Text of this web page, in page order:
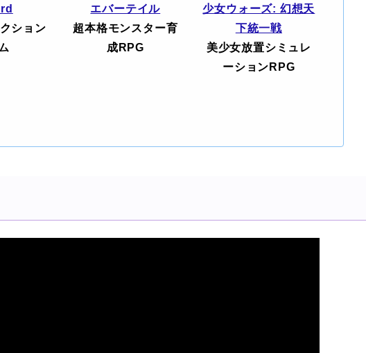
ション
エバーテイル
超本格モンスター育
成RPG
少女ウォーズ: 幻想天
下統一戦
美少女放置シミュレ
ーションRPG